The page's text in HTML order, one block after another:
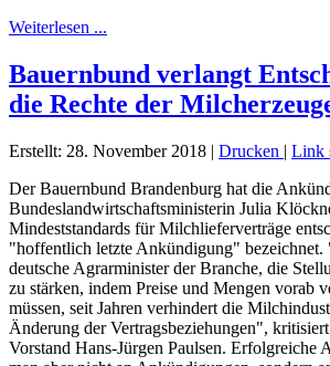
Weiterlesen ...
Bauernbund verlangt
die Rechte der
Erstellt: 28. November 2018 | Drucken | Link
Der Bauernbund Brandenburg hat die
Bundeslandwirtschaftsministerin Julia
Mindeststandards für Milchlieferverträge
"hoffentlich letzte Ankündigung" bezeichnet.
deutsche Agrarminister der Branche, die
zu stärken, indem Preise und Mengen vorab
müssen, seit Jahren verhindert die
Änderung der Vertragsbeziehungen",
Vorstand Hans-Jürgen Paulsen. Erfolgreiche